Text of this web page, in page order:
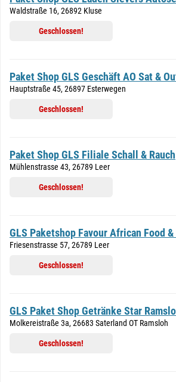
Waldstraße 16, 26892 Kluse
Geschlossen!
Paket Shop GLS Geschäft AO Sat &
Hauptstraße 45, 26897 Esterwegen
Geschlossen!
Paket Shop GLS Filiale Schall & Rauch
Mühlenstrasse 43, 26789 Leer
Geschlossen!
GLS Paketshop Favour African Food
Friesenstrasse 57, 26789 Leer
Geschlossen!
GLS Paket Shop Getränke Star
Molkereistraße 3a, 26683 Saterland OT Ramsloh
Geschlossen!